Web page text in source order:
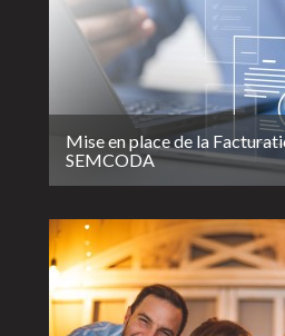
Mise en place de la
SEMCODA